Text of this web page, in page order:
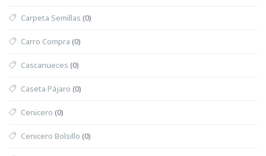
Carpeta Semillas (0)
Carro Compra (0)
Cascanueces (0)
Caseta Pájaro (0)
Cenicero (0)
Cenicero Bolsillo (0)